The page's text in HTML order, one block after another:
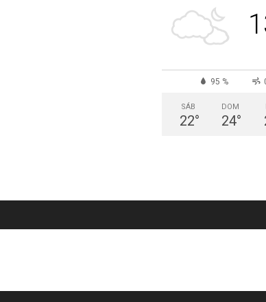
95 %
SÁB
22°
DOM
24°